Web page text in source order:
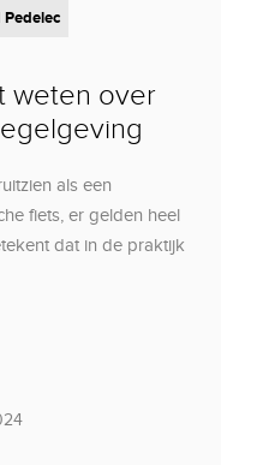
Pedelec
weten over
als een
fiets, er gelden heel
dat in de praktijk